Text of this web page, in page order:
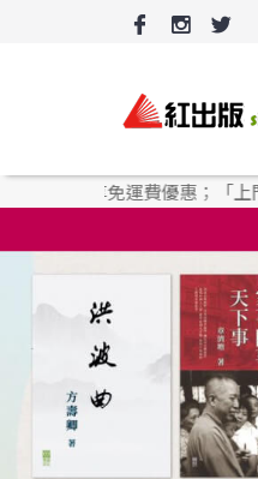
費優惠；「上門自取」8折優